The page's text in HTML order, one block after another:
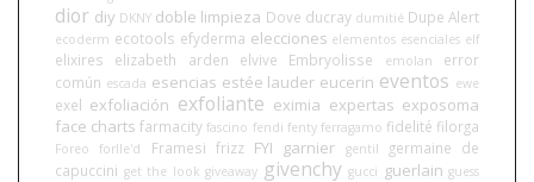
dior diy DKNY doble limpieza Dove ducray dumitié Dupe Alert
ecoderm ecotools efyderma elecciones elementos esenciales elf
elixires elizabeth arden elvive Embryolisse emolan
error
común escada esencias estée lauder eucerin eventos ewe
exel exfoliación exfoliante eximia expertas exposoma
face charts farmacity fascino fendi fenty ferragamo fidelité filorga
Foreo forlle'd Framesi frizz FYI garnier gentil
germaine de
capuccini get the look giveaway givenchy gucci guerlain guess